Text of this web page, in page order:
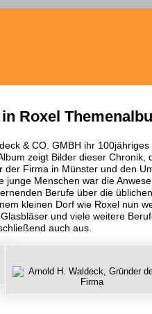
Roxel
& CO. GMBH ihr
zeigt Bilder dieser
der Firma in Münster und den
Menschen war die
Berufe über die
kleinen Dorf wie Roxel nun
und viele weitere
auch aus.